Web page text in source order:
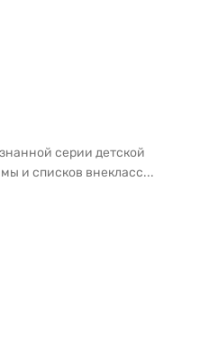
серии детской
и списков внекласс...